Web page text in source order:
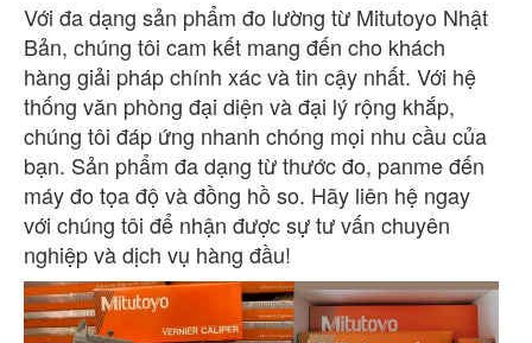
Với đa dạng sản phẩm đo lường từ Mitutoyo Nhật
Bản, chúng tôi cam kết mang đến cho khách
hàng giải pháp chính xác và tin cậy nhất. Với hệ
thống văn phòng đại diện và đại lý rộng khắp,
chúng tôi đáp ứng nhanh chóng mọi nhu cầu của
bạn. Sản phẩm đa dạng từ thước đo, panme đến
máy đo tọa độ và đồng hồ so. Hãy liên hệ ngay
với chúng tôi để nhận được sự tư vấn chuyên
nghiệp và dịch vụ hàng đầu!